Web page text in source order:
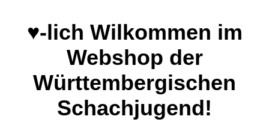
♥️-lich Wilkommen im
Webshop der
Württembergischen
Schachjugend!